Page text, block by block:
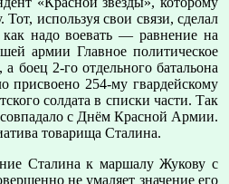
используя свои связи, сделал
надо воевать — равнение на
армии Главное политическое
боец 2-го отдельного батальона
присвоено 254-му гвардейскому
солдата в списки части. Так
совпадало с Днём Красной Армии.
товарища Сталина.
Сталина к маршалу Жукову с
не умаляет значение его